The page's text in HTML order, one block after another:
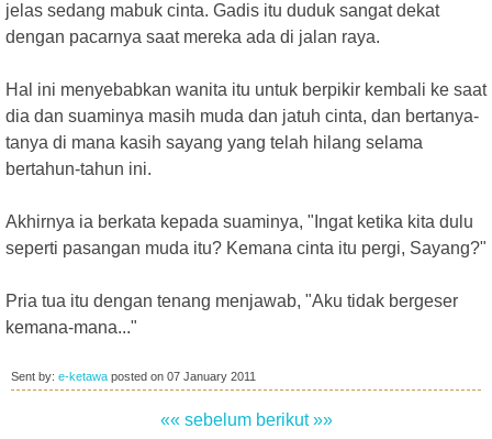
jelas sedang mabuk cinta. Gadis itu duduk sangat dekat
dengan pacarnya saat mereka ada di jalan raya.
Hal ini menyebabkan wanita itu untuk berpikir kembali ke saat
dia dan suaminya masih muda dan jatuh cinta, dan bertanya-
tanya di mana kasih sayang yang telah hilang selama
bertahun-tahun ini.
Akhirnya ia berkata kepada suaminya, "Ingat ketika kita dulu
seperti pasangan muda itu? Kemana cinta itu pergi, Sayang?"
Pria tua itu dengan tenang menjawab, "Aku tidak bergeser
kemana-mana..."
Sent by: e-ketawa posted on 07 January 2011
«« sebelum berikut »»